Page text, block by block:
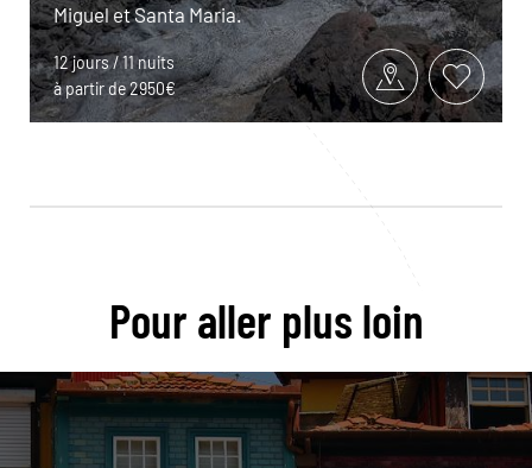
Miguel et Santa Maria.
12 jours / 11 nuits
à partir de 2950€
Pour aller plus loin